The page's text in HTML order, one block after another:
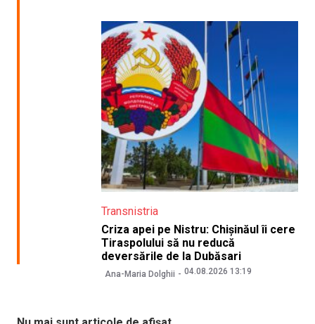
Transnistria
Criza apei pe Nistru: Chișinăul îi cere
Tiraspolului să nu reducă
deversările de la Dubăsari
Ana-Maria Dolghii 04.08.2026 13:19